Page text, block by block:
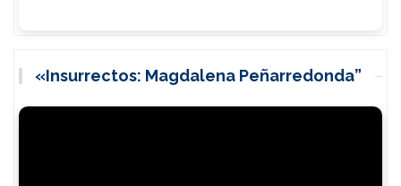
«Insurrectos: Magdalena Peñarredonda”